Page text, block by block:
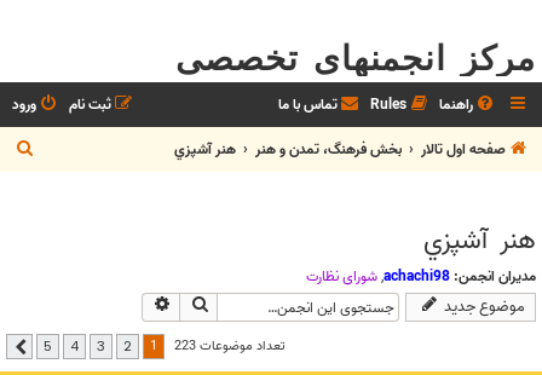
مرکز انجمنهای تخصصی
راهنما Rules تماس با ما ورود
ثبت نام
صفحه اول تالار
بخش فرهنگ، تمدن و هنر هنر آشپزي
ج
س
هنر آشپزي
مدیران انجمن: achachi98
,شوراي نظارت
موضوع جدید جستجو
تعداد موضوعات 223 2
3
4
5 بعدی